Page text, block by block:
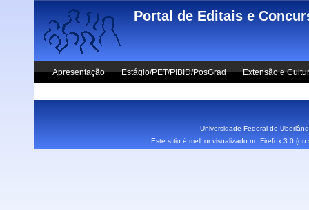
Skip to main content
Portal de Editais e
Apresentação Estágio/PET/PIBID/PosGrad Extensão e
Universidade Federal de
Este sítio é melhor visualizado no Firefox 3.0